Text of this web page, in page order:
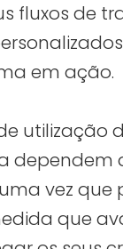
fluxos de
em ação.
utilização
dependem
vez que
que